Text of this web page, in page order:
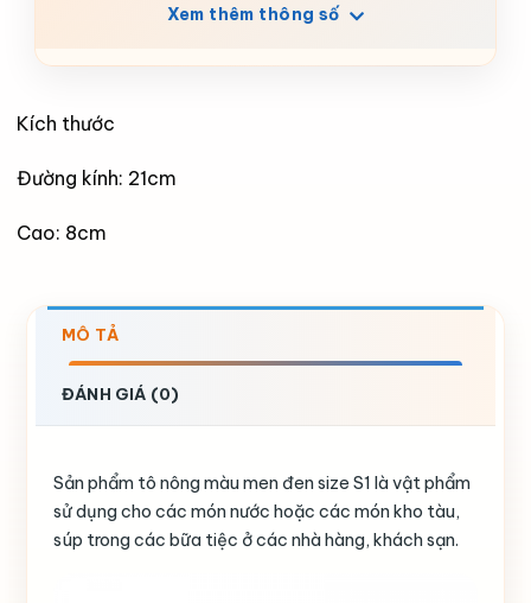
Xem thêm thông số
Kích thước
Đường kính: 21cm
Cao: 8cm
MÔ TẢ
ĐÁNH GIÁ (0)
Sản phẩm tô nông màu men đen size S1 là vật phẩm
sử dụng cho các món nước hoặc các món kho tàu,
súp trong các bữa tiệc ở các nhà hàng, khách sạn.